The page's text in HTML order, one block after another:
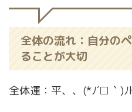
全体の流れ：自分の
ることが大切
全体運：平、、(*ﾉ´□｀)ﾉ